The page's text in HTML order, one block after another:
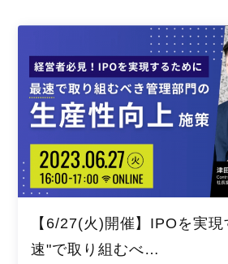
【6/27(火)開催】IPOを実
速"で取り組むべ…